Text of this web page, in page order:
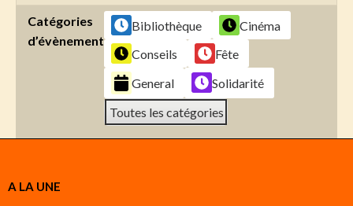
Catégories
d’évènement
Bibliothèque
Cinéma
Conseils
Fête
General
Solidarité
Toutes les catégories
Créer
A LA UNE